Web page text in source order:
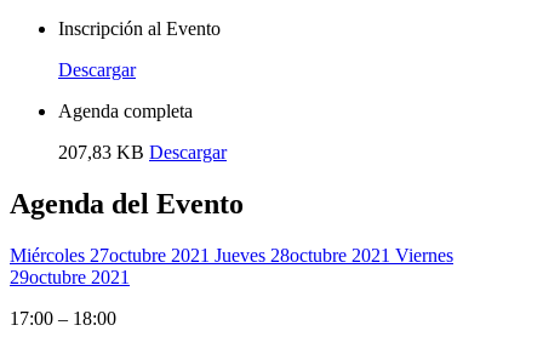
Inscripción al Evento
Descargar
Agenda completa
207,83 KB Descargar
Agenda del Evento
Miércoles 27Octubre 2021 Jueves 28Octubre 2021 Viernes
29Octubre 2021
17:00 – 18:00